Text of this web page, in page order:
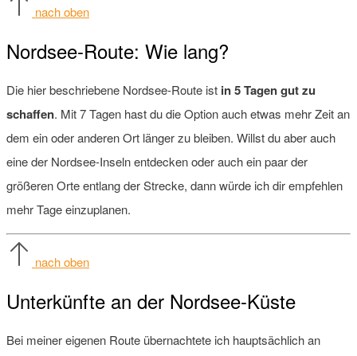
nach oben
Nordsee-Route: Wie lang?
Die hier beschriebene Nordsee-Route ist in 5 Tagen gut zu
schaffen. Mit 7 Tagen hast du die Option auch etwas mehr Zeit an
dem ein oder anderen Ort länger zu bleiben. Willst du aber auch
eine der Nordsee-Inseln entdecken oder auch ein paar der
größeren Orte entlang der Strecke, dann würde ich dir empfehlen
mehr Tage einzuplanen.
nach oben
Unterkünfte an der Nordsee-Küste
Bei meiner eigenen Route übernachtete ich hauptsächlich an